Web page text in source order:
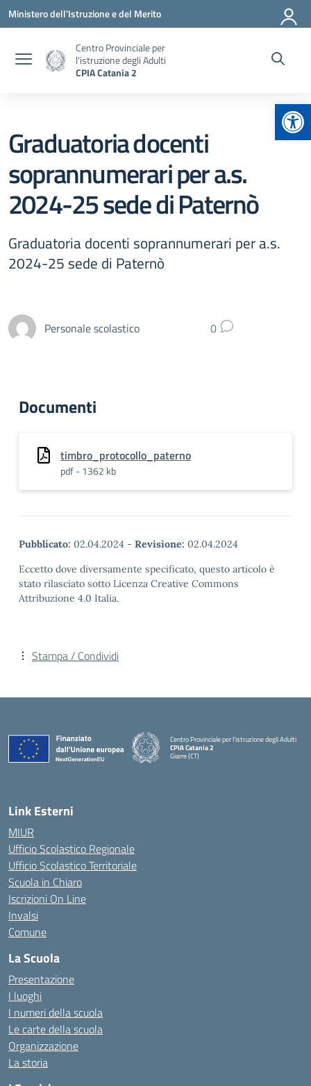
Vai ai contenuti
Vai al menu di navigazione
Vai al footer
Ministero dell'Istruzione e del Merito
Centro Provinciale per
l'istruzione degli Adulti
CPIA Catania 2
Graduatoria docenti
soprannumerari per a.s.
2024-25 sede di Paternò
Graduatoria docenti soprannumerari per a.s.
2024-25 sede di Paternò
Personale scolastico 0
Documenti
timbro_protocollo_paterno
pdf - 1362 kb
Pubblicato: 02.04.2024 - Revisione: 02.04.2024
Eccetto dove diversamente specificato, questo articolo è
stato rilasciato sotto Licenza Creative Commons
Attribuzione 4.0 Italia.
Stampa / Condividi
Centro Provinciale per l'istruzione degli Adulti
CPIA Catania 2
Giarre (CT)
Link Esterni
MIUR
Ufficio Scolastico Regionale
Ufficio Scolastico Territoriale
Scuola in Chiaro
Iscrizioni On Line
Invalsi
Comune
La Scuola
Presentazione
I luoghi
I numeri della scuola
Le carte della scuola
Organizzazione
La storia